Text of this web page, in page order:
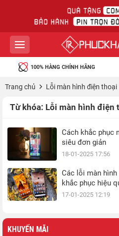
100% HÀNG CHÍNH HÃNG
Trang chủ Lỗi màn hình điện thoại
Từ khóa: Lỗi màn hình điện
Cách khắc phục
siêu đơn giản
18-01-2025 17:56
Các lỗi màn
khắc phục hiệu
17-01-2025 12:19
KHUYẾN MÃI